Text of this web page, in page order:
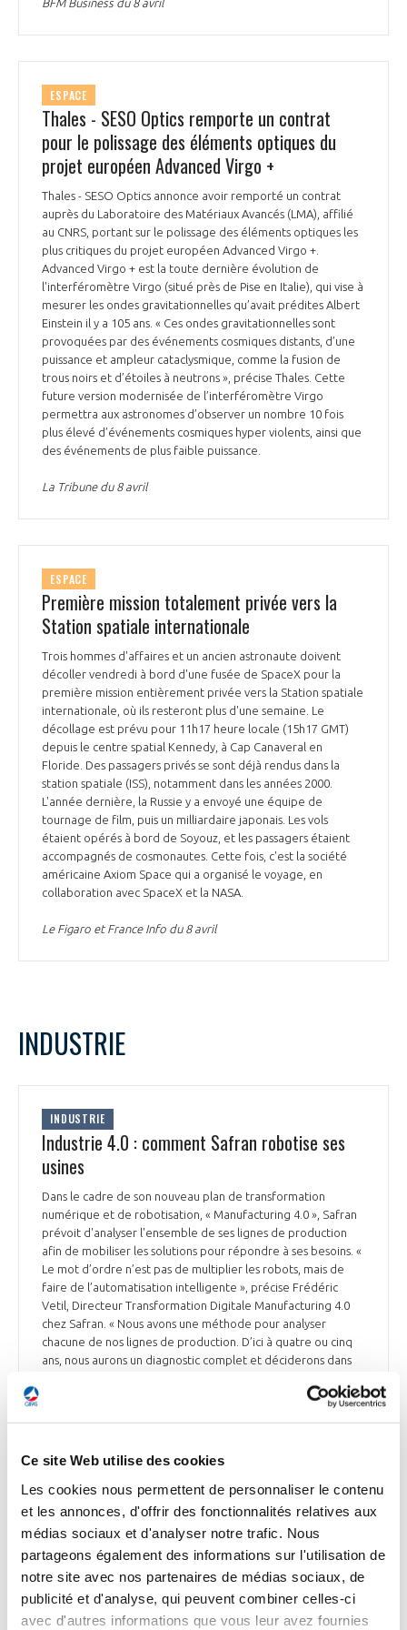
Ce site Web utilise des cookies
Les cookies nous permettent de personnaliser le contenu
et les annonces, d'offrir des fonctionnalités relatives aux
médias sociaux et d'analyser notre trafic. Nous
partageons également des informations sur l'utilisation de
notre site avec nos partenaires de médias sociaux, de
publicité et d'analyse, qui peuvent combiner celles-ci
avec d'autres informations que vous leur avez fournies
BFM Business du 8 avril
ESPACE
Thales - SESO Optics remporte un contrat
pour le polissage des éléments optiques du
projet européen Advanced Virgo +
Thales - SESO Optics annonce avoir remporté un contrat
auprès du Laboratoire des Matériaux Avancés (LMA), affilié
au CNRS, portant sur le polissage des éléments optiques les
plus critiques du projet européen Advanced Virgo +.
Advanced Virgo + est la toute dernière évolution de
l'interféromètre Virgo (situé près de Pise en Italie), qui vise à
mesurer les ondes gravitationnelles qu’avait prédites Albert
Einstein il y a 105 ans. « Ces ondes gravitationnelles sont
provoquées par des événements cosmiques distants, d’une
puissance et ampleur cataclysmique, comme la fusion de
trous noirs et d’étoiles à neutrons », précise Thales. Cette
future version modernisée de l’interféromètre Virgo
permettra aux astronomes d’observer un nombre 10 fois
plus élevé d’événements cosmiques hyper violents, ainsi que
des événements de plus faible puissance.
La Tribune du 8 avril
ESPACE
Première mission totalement privée vers la
Station spatiale internationale
Trois hommes d'affaires et un ancien astronaute doivent
décoller vendredi à bord d'une fusée de SpaceX pour la
première mission entièrement privée vers la Station spatiale
internationale, où ils resteront plus d'une semaine. Le
décollage est prévu pour 11h17 heure locale (15h17 GMT)
depuis le centre spatial Kennedy, à Cap Canaveral en
Floride. Des passagers privés se sont déjà rendus dans la
station spatiale (ISS), notamment dans les années 2000.
L'année dernière, la Russie y a envoyé une équipe de
tournage de film, puis un milliardaire japonais. Les vols
étaient opérés à bord de Soyouz, et les passagers étaient
accompagnés de cosmonautes. Cette fois, c'est la société
américaine Axiom Space qui a organisé le voyage, en
collaboration avec SpaceX et la NASA.
Le Figaro et France Info du 8 avril
INDUSTRIE
INDUSTRIE
Industrie 4.0 : comment Safran robotise ses
usines
Dans le cadre de son nouveau plan de transformation
numérique et de robotisation, « Manufacturing 4.0 », Safran
prévoit d'analyser l'ensemble de ses lignes de production
afin de mobiliser les solutions pour répondre à ses besoins. «
Le mot d’ordre n’est pas de multiplier les robots, mais de
faire de l’automatisation intelligente », précise Frédéric
Vetil, Directeur Transformation Digitale Manufacturing 4.0
chez Safran. « Nous avons une méthode pour analyser
chacune de nos lignes de production. D’ici à quatre ou cinq
ans, nous aurons un diagnostic complet et déciderons dans
l’opérateur », explique-t-il. Début 2021, le site de Safran
lignes de production. Les systèmes robotiques complexes
auront aussi toute leur place, que ce soit en vue de « limiter
les risques ergonomiques pour soulager l’opérateur » ou
inhérente à toute activité manuelle et son impact sur la
qualité », détaille Frédéric Vétil.
L’Usine Nouvelle du 8 avril